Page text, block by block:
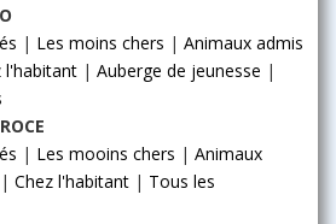
| Les moins chers | Animaux admis
l'habitant | Auberge de jeunesse |
| Les mooins chers | Animaux
| Chez l'habitant | Tous les